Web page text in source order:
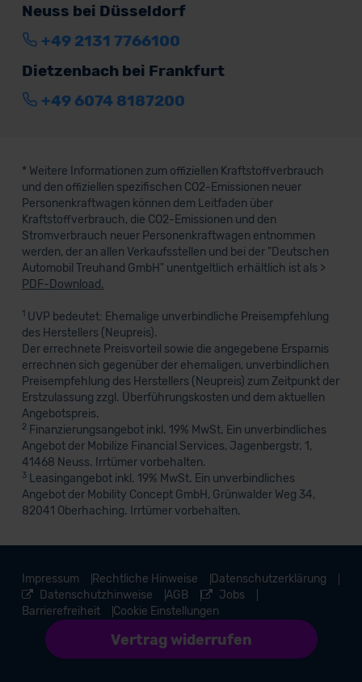
Neuss bei Düsseldorf
+49 2131 7766100
Dietzenbach bei Frankfurt
+49 6074 8187200
* Weitere Informationen zum offiziellen Kraftstoffverbrauch
und den offiziellen spezifischen CO2-Emissionen neuer
Personenkraftwagen können dem Leitfaden über
Kraftstoffverbrauch, die CO2-Emissionen und den
Stromverbrauch neuer Personenkraftwagen entnommen
werden, der an allen Verkaufsstellen und bei der "Deutschen
Automobil Treuhand GmbH" unentgeltlich erhältlich ist als >
PDF-Download.
1UVP bedeutet: Ehemalige unverbindliche Preisempfehlung
des Herstellers (Neupreis).
Der errechnete Preisvorteil sowie die angegebene Ersparnis
errechnen sich gegenüber der ehemaligen, unverbindlichen
Preisempfehlung des Herstellers (Neupreis) zum Zeitpunkt der
Erstzulassung zzgl. Überführungskosten und dem aktuellen
Angebotspreis.
2 Finanzierungsangebot inkl. 19% MwSt. Ein unverbindliches
Angebot der Mobilize Financial Services, Jagenbergstr. 1,
41468 Neuss. Irrtümer vorbehalten.
3Leasingangebot inkl. 19% MwSt. Ein unverbindliches
Angebot der Mobility Concept GmbH, Grünwalder Weg 34,
82041 Oberhaching. Irrtümer vorbehalten.
Impressum Rechtliche Hinweise
Datenschutzerklärung
Datenschutzhinweise
AGB
Jobs
Barrierefreiheit
Vertrag widerrufen
Cookie Einstellungen